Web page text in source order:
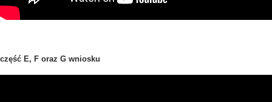
część E, F oraz G wniosku